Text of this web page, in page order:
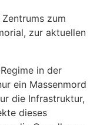
zum
zur aktuellen
in der
ein Massenmord
die Infrastruktur,
dieses